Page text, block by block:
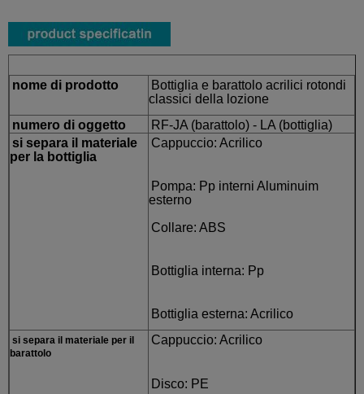
nome di prodotto
Bottiglia e barattolo acrilici rotondi
classici della lozione
numero di oggetto
RF-JA (barattolo) - LA (bottiglia)
si separa il materiale
per la bottiglia
Cappuccio: Acrilico
Pompa: Pp interni Aluminuim
esterno
Collare: ABS
Bottiglia interna: Pp
Bottiglia esterna: Acrilico
si separa il materiale per il
barattolo
Cappuccio: Acrilico
Disco: PE